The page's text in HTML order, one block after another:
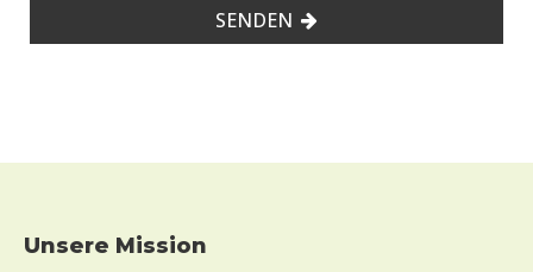
SENDEN
Footer
Unsere Mission